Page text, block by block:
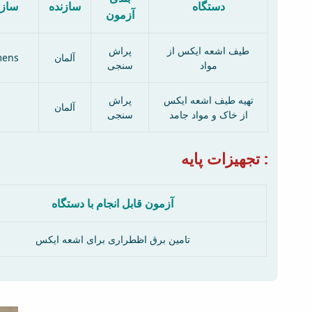
سازنده
آزمون
دستگاه
آلمان
پراش
سنجی
طیف اشعه ایکس از
مواد
آلمان
پراش
سنجی
تهیه طیف اشعه ایکس
از خاک و مواد جامد
تجهیزات پایه :
آزمون قابل انجام با دستگاه
تامین برق اظطراری برای اشعه ایکس